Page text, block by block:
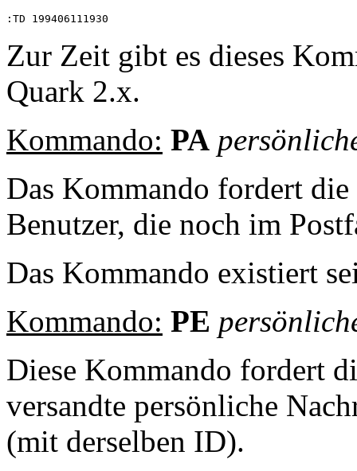
Zur Zeit gibt es dieses
Quark 2.x.
Kommando: PA
Das Kommando fordert
Benutzer, die noch im
Das Kommando existiert
Kommando: PE
Diese Kommando fordert
versandte persönliche
(mit derselben ID).